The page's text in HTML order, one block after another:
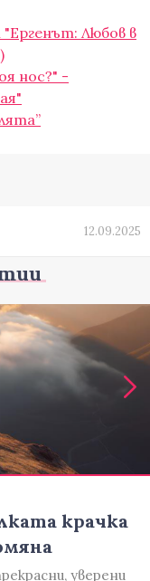
Любов в
нос?" -
12.09.2025
крачка
уверени